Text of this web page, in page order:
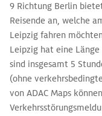
9 Richtung Berlin
Reisende an, welche
Leipzig fahren
Leipzig hat eine
sind insgesamt 5
(ohne
von ADAC Maps